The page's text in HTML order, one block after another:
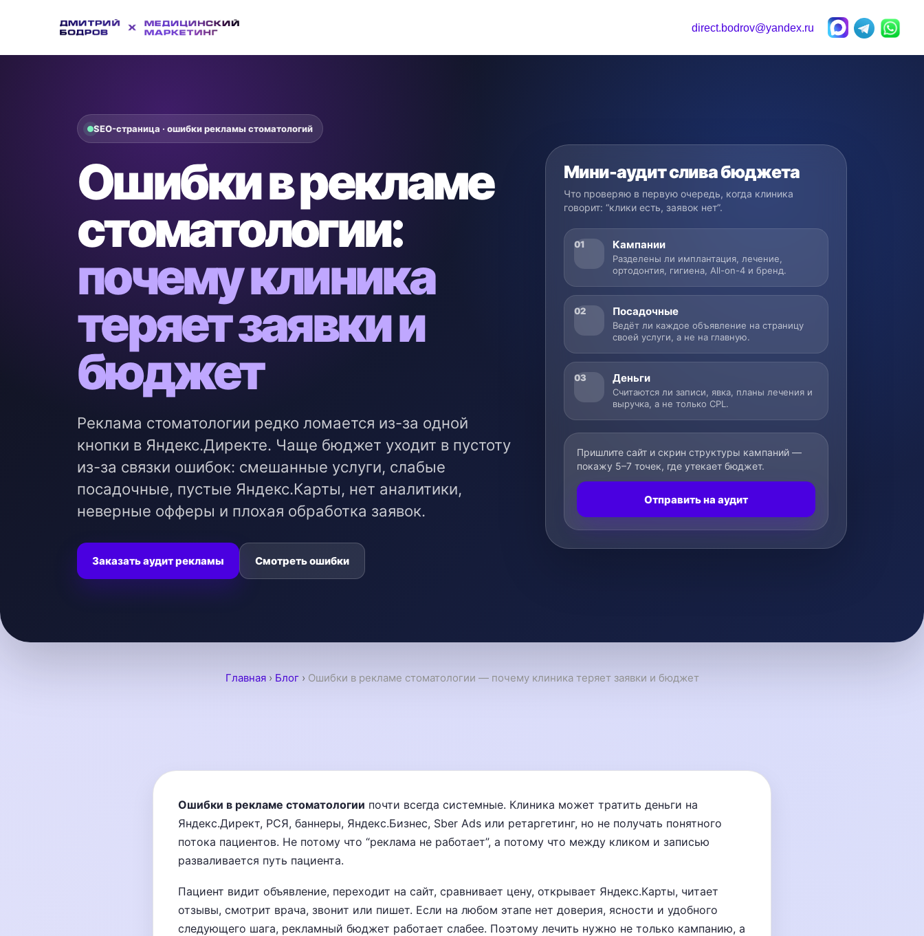
direct.bodrov@yandex.ru
SEO-страница · ошибки рекламы стоматологий
Ошибки в рекламе
стоматологии:
почему клиника
теряет заявки и
бюджет
Реклама стоматологии редко ломается из-за одной
кнопки в Яндекс.Директе. Чаще бюджет уходит в пустоту
из-за связки ошибок: смешанные услуги, слабые
посадочные, пустые Яндекс.Карты, нет аналитики,
неверные офферы и плохая обработка заявок.
Заказать аудит рекламы Смотреть ошибки
Мини-аудит слива бюджета
Что проверяю в первую очередь, когда клиника
говорит: “клики есть, заявок нет”.
01 Кампании
Разделены ли имплантация, лечение,
ортодонтия, гигиена, All-on-4 и бренд.
02 Посадочные
Ведёт ли каждое объявление на страницу
своей услуги, а не на главную.
03 Деньги
Считаются ли записи, явка, планы лечения и
выручка, а не только CPL.
Пришлите сайт и скрин структуры кампаний —
покажу 5–7 точек, где утекает бюджет.
Отправить на аудит
Главная› Блог› Ошибки в рекламе стоматологии — почему клиника теряет заявки и бюджет
Ошибки в рекламе стоматологии почти всегда системные. Клиника может тратить деньги на
Яндекс.Директ, РСЯ, баннеры, Яндекс.Бизнес, Sber Ads или ретаргетинг, но не получать понятного
потока пациентов. Не потому что “реклама не работает”, а потому что между кликом и записью
разваливается путь пациента.
Пациент видит объявление, переходит на сайт, сравнивает цену, открывает Яндекс.Карты, читает
отзывы, смотрит врача, звонит или пишет. Если на любом этапе нет доверия, ясности и удобного
следующего шага, рекламный бюджет работает слабее. Поэтому лечить нужно не только кампанию, а